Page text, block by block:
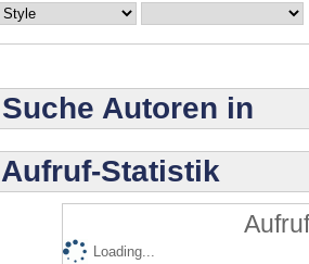
Suche Autoren in
Aufruf-Statistik
Loading...